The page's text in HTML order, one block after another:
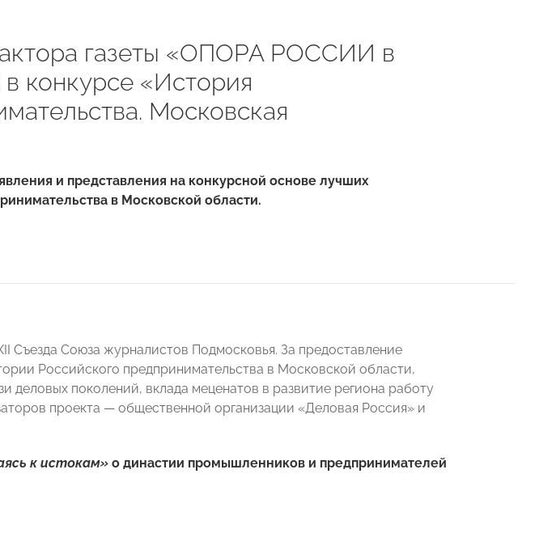
газеты «ОПОРА РОССИИ в
конкурсе «История
Московская
и представления на конкурсной основе лучших
в Московской области.
Съезда Союза журналистов Подмосковья. За предоставление
Российского предпринимательства в Московской области,
деловых поколений, вклада меценатов в развитие региона работу
проекта — общественной организации «Деловая Россия» и
к истокам» о династии промышленников и предпринимателей